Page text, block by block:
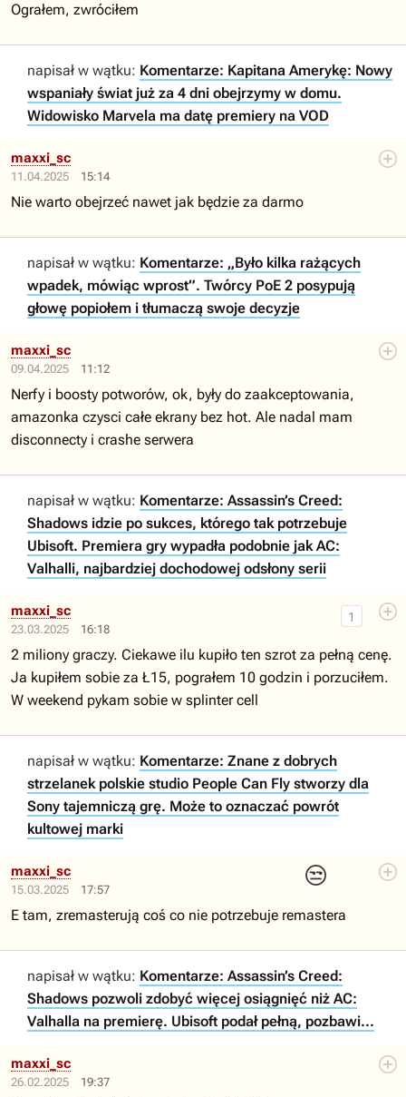
Ograłem, zwróciłem
napisał w wątku: Komentarze: Kapitana Amerykę: Nowy
wspaniały świat już za 4 dni obejrzymy w domu.
Widowisko Marvela ma datę premiery na VOD
11.04.2025 15:14
maxxi_sc
Nie warto obejrzeć nawet jak będzie za darmo
napisał w wątku: Komentarze: „Było kilka rażących
wpadek, mówiąc wprost”. Twórcy PoE 2 posypują
głowę popiołem i tłumaczą swoje decyzje
09.04.2025 11:12
maxxi_sc
Nerfy i boosty potworów, ok, były do zaakceptowania,
amazonka czysci całe ekrany bez hot. Ale nadal mam
disconnecty i crashe serwera
napisał w wątku: Komentarze: Assassin’s Creed:
Shadows idzie po sukces, którego tak potrzebuje
Ubisoft. Premiera gry wypadła podobnie jak AC:
Valhalli, najbardziej dochodowej odsłony serii
23.03.2025 16:18
1
maxxi_sc
2 miliony graczy. Ciekawe ilu kupiło ten szrot za pełną cenę.
Ja kupiłem sobie za Ł15, pograłem 10 godzin i porzuciłem.
W weekend pykam sobie w splinter cell
napisał w wątku: Komentarze: Znane z dobrych
strzelanek polskie studio People Can Fly stworzy dla
Sony tajemniczą grę. Może to oznaczać powrót
kultowej marki
15.03.2025 17:57
😒
maxxi_sc
E tam, zremasterują coś co nie potrzebuje remastera
napisał w wątku: Komentarze: Assassin’s Creed:
Shadows pozwoli zdobyć więcej osiągnięć niż AC:
Valhalla na premierę. Ubisoft podał pełną, pozbawi...
26.02.2025 19:37
maxxi_sc